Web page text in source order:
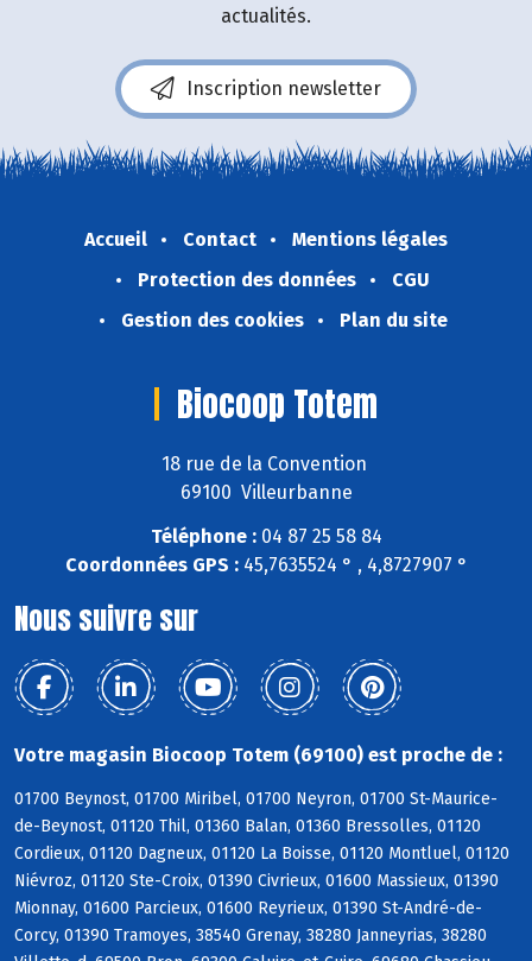
actualités.
Inscription newsletter
Accueil Contact
Mentions légales
Protection des données
CGU
Gestion des cookies
Plan du site
Biocoop Totem
18 rue de la Convention
69100 Villeurbanne
Téléphone :04 87 25 58 84
Coordonnées GPS :45,7635524 ° , 4,8727907 °
Nous suivre sur
Votre magasin Biocoop Totem (69100) est proche de :
01700 Beynost, 01700 Miribel, 01700 Neyron, 01700 St-Maurice-
de-Beynost, 01120 Thil, 01360 Balan, 01360 Bressolles, 01120
Cordieux, 01120 Dagneux, 01120 La Boisse, 01120 Montluel, 01120
Niévroz, 01120 Ste-Croix, 01390 Civrieux, 01600 Massieux, 01390
Mionnay, 01600 Parcieux, 01600 Reyrieux, 01390 St-André-de-
Corcy, 01390 Tramoyes, 38540 Grenay, 38280 Janneyrias, 38280